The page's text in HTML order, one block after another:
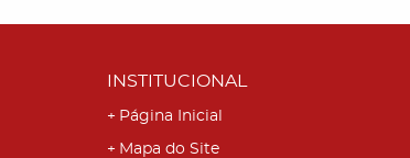
INSTITUCIONAL
Página Inicial
Mapa do Site